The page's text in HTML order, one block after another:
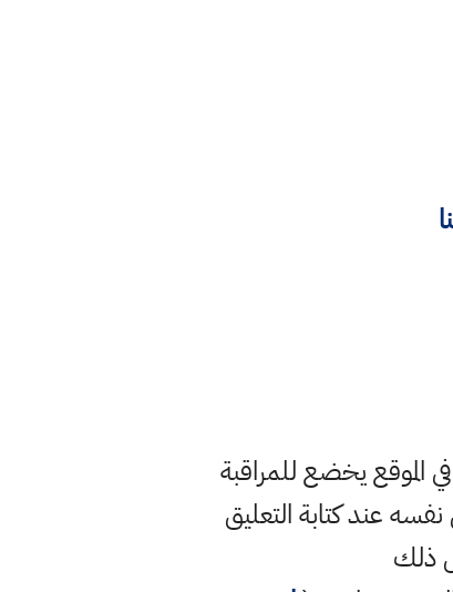
يخضع للمراقبة
عند كتابة التعليق
ذلك